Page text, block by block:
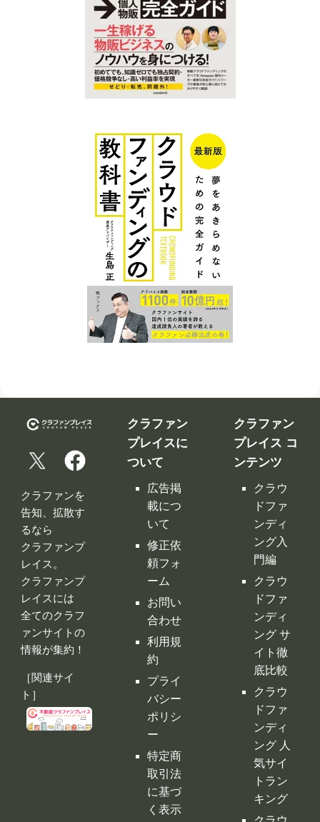
告知、拡散す
クラファンプ
クラファンプ
全てのクラフ
ァンサイトの
情報が集約！
［関連サイ
ト］
クラファン
プレイスに
ついて
修正依
頼フォ
ーム
お問い
合わせ
利用規
約
プライ
バシー
ポリシ
ー
特定商
取引法
に基づ
く表示
運営会
社
ング入
門編
クラウ
ドファ
ンディ
ング サ
イト徹
底比較
クラウ
ドファ
ンディ
ング 人
気サイ
トラン
クラウ
ドファ
ンディ
ング代
行・コ
ンサル
クラフ